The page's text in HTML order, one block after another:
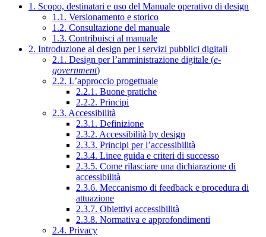
1. Scopo, destinatari e uso del Manuale operativo di design
1.1. Versionamento e storico
1.2. Consultazione del manuale
1.3. Contribuisci al manuale
2. Introduzione al design per i servizi pubblici digitali
2.1. Design per l’amministrazione digitale (e-
government)
2.2. L’approccio progettuale
2.2.1. Buone pratiche
2.2.2. Principi
2.3. Accessibilità
2.3.1. Definizione
2.3.2. Accessibilità by design
2.3.3. Principi per l’accessibilità
2.3.4. Linee guida e criteri di successo
2.3.5. Come rilasciare una dichiarazione di
accessibilità
2.3.6. Meccanismo di feedback e procedura di
attuazione
2.3.7. Obiettivi accessibilità
2.3.8. Normativa e approfondimenti
2.4. Privacy